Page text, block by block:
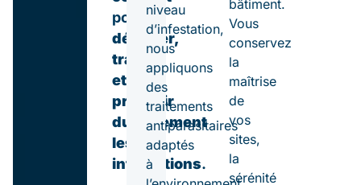
pour
détecter,
traiter
et
prévenir
durablement
les
infestations.
niveau
d’infestation,
nous
appliquons
des
traitements
antiparasitaires
adaptés
à
bâtiment.
Vous
conservez
la
maîtrise
de
vos
sites,
la
sérénité